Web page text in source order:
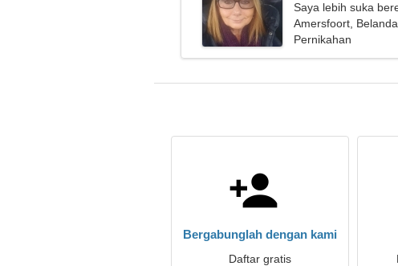
Saya lebih suka
Amersfoort, Belanda
Pernikahan
Bergabunglah dengan kami
Daftar gratis